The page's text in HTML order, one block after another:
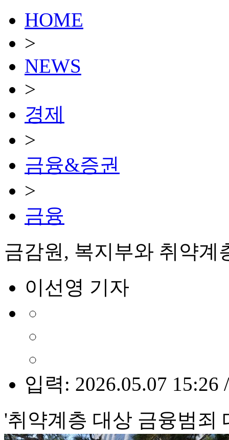
HOME
>
NEWS
>
경제
>
금융&증권
>
금융
금감원, 복지부와 취약계
이선영 기자
입력: 2026.05.07 15:26
'취약계층 대상 금융범죄